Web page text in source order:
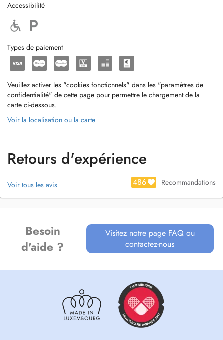
Accessibilité
Types de paiement
Veuillez activer les "cookies fonctionnels" dans les "paramètres de
confidentialité" de cette page pour permettre le chargement de la
carte ci-dessous.
Voir la localisation ou la carte
Retours d'expérience
Voir tous les avis 486 Recommandations
Besoin
d'aide ?
Visitez notre page FAQ ou
contactez-nous